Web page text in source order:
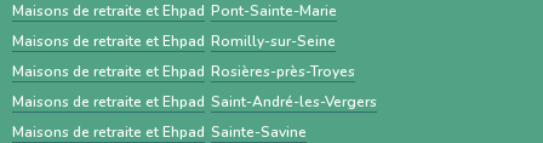
principalement aux professionnels de santé,
centré sur les demandes d’admission en
établissements médico-sociaux via un dossier
standardisé.
Maisons de retraite et Ehpad Pont-Sainte-Marie
Maisons de retraite et Ehpad Romilly-sur-Seine
Maisons de retraite et Ehpad Rosières-près-Troyes
Maisons de retraite et Ehpad Saint-André-les-Vergers
Maisons de retraite et Ehpad Sainte-Savine